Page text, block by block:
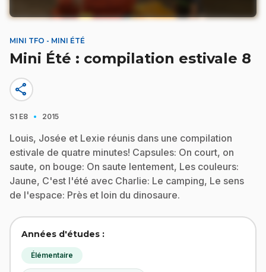
MINI TFO - MINI ÉTÉ
Mini Été : compilation estivale 8
share
S1 E8 · 2015
Louis, Josée et Lexie réunis dans une compilation
estivale de quatre minutes! Capsules: On court, on
saute, on bouge: On saute lentement, Les couleurs:
Jaune, C'est l'été avec Charlie: Le camping, Le sens
de l'espace: Près et loin du dinosaure.
Années d'études :
Élémentaire